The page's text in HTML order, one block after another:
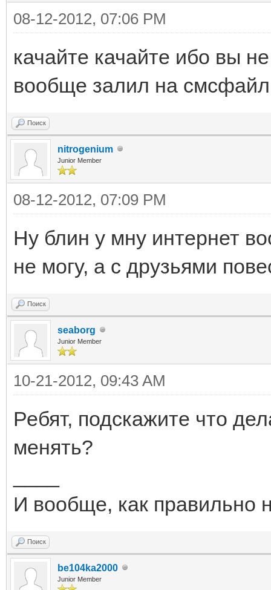
08-12-2012, 07:06 PM
качайте качайте ибо вы
вообще залил на смсфайл
Поиск
nitrogenium
Junior Member
08-12-2012, 07:09 PM
Ну блин у мну интернет
не могу, а с друзьями
Поиск
seaborg
Junior Member
10-21-2012, 09:43 AM
Ребят, подскажите что
менять?
И вообще, как правильно
Поиск
be104ka2000
Junior Member